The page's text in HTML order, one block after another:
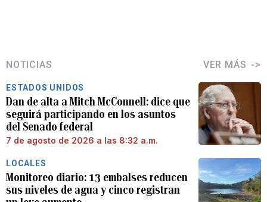
NOTICIAS VER MÁS
ESTADOS UNIDOS
Dan de alta a Mitch McConnell: dice que
seguirá participando en los asuntos
del Senado federal
7 de agosto de 2026 a las 8:32 a.m.
LOCALES
Monitoreo diario: 13 embalses reducen
sus niveles de agua y cinco registran